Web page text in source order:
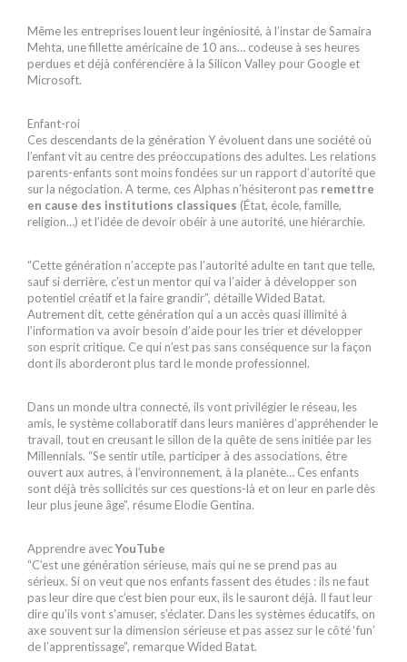
Même les entreprises louent leur ingéniosité, à l’instar de Samaira
Mehta, une fillette américaine de 10 ans… codeuse à ses heures
perdues et déjà conférencière à la Silicon Valley pour Google et
Microsoft.
Enfant-roi
Ces descendants de la génération Y évoluent dans une société où
l’enfant vit au centre des préoccupations des adultes. Les relations
parents-enfants sont moins fondées sur un rapport d’autorité que
sur la négociation. A terme, ces Alphas n’hésiteront pas remettre
en cause des institutions classiques (État, école, famille,
religion…) et l’idée de devoir obéir à une autorité, une hiérarchie.
“Cette génération n’accepte pas l’autorité adulte en tant que telle,
sauf si derrière, c’est un mentor qui va l’aider à développer son
potentiel créatif et la faire grandir”, détaille Wided Batat.
Autrement dit, cette génération qui a un accès quasi illimité à
l’information va avoir besoin d’aide pour les trier et développer
son esprit critique. Ce qui n’est pas sans conséquence sur la façon
dont ils aborderont plus tard le monde professionnel.
Dans un monde ultra connecté, ils vont privilégier le réseau, les
amis, le système collaboratif dans leurs manières d’appréhender le
travail, tout en creusant le sillon de la quête de sens initiée par les
Millennials. “Se sentir utile, participer à des associations, être
ouvert aux autres, à l’environnement, à la planète… Ces enfants
sont déjà très sollicités sur ces questions-là et on leur en parle dès
leur plus jeune âge”, résume Elodie Gentina.
Apprendre avecYouTube
“C’est une génération sérieuse, mais qui ne se prend pas au
sérieux. Si on veut que nos enfants fassent des études : ils ne faut
pas leur dire que c’est bien pour eux, ils le sauront déjà. Il faut leur
dire qu’ils vont s’amuser, s’éclater. Dans les systèmes éducatifs, on
axe souvent sur la dimension sérieuse et pas assez sur le côté ‘fun’
de l’apprentissage”, remarque Wided Batat.